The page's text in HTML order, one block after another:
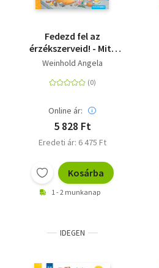
Fedezd fel az
érzékszerveid! - Mit?
Miért? Hogyan? 23.
Weinhold Angela
Online ár:
5 828 Ft
Eredeti ár: 6 475 Ft
Kosárba
1 - 2 munkanap
IDEGEN